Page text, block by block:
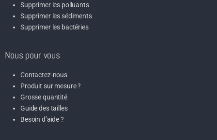
Supprimer les polluants
Supprimer les sédiments
Supprimer les bactéries
Nous pour vous
Contactez-nous
Produit sur mesure ?
Grosse quantité
Guide des tailles
Besoin d’aide ?